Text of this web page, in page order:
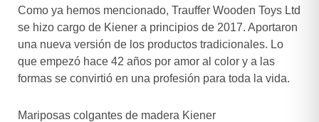
Como ya hemos mencionado, Trauffer Wooden Toys Ltd
se hizo cargo de Kiener a principios de 2017. Aportaron
una nueva versión de los productos tradicionales. Lo
que empezó hace 42 años por amor al color y a las
formas se convirtió en una profesión para toda la vida.
Mariposas colgantes de madera Kiener